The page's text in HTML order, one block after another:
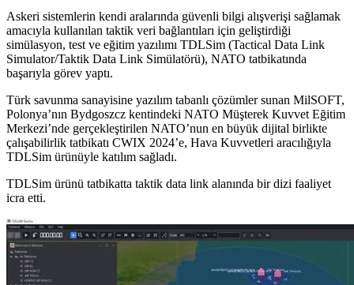
Askeri sistemlerin kendi aralarında güvenli bilgi alışverişi sağlamak
amacıyla kullanılan taktik veri bağlantıları için geliştirdiği
simülasyon, test ve eğitim yazılımı TDLSim (Tactical Data Link
Simulator/Taktik Data Link Simülatörü), NATO tatbikatında
başarıyla görev yaptı.
Türk savunma sanayisine yazılım tabanlı çözümler sunan MilSOFT,
Polonya’nın Bydgoszcz kentindeki NATO Müşterek Kuvvet Eğitim
Merkezi’nde gerçekleştirilen NATO’nun en büyük dijital birlikte
çalışabilirlik tatbikatı CWIX 2024’e, Hava Kuvvetleri aracılığıyla
TDLSim ürünüyle katılım sağladı.
TDLSim ürünü tatbikatta taktik data link alanında bir dizi faaliyet
icra etti.